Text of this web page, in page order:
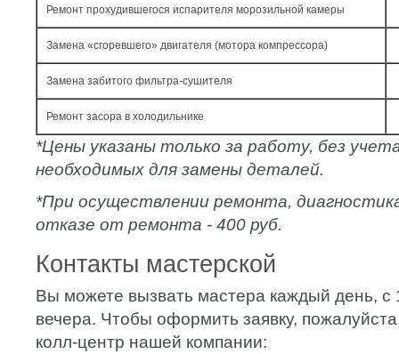
Ремонт прохудившегося испарителя морозильной камеры
Замена «сгоревшего» двигателя (мотора компрессора)
Замена забитого фильтра-сушителя
Ремонт засора в холодильнике
*Цены указаны только за работу, без
необходимых для замены деталей.
*При осуществлении ремонта,
отказе от ремонта - 400 руб.
Контакты мастерской
Вы можете вызвать мастера каждый день, с
вечера. Чтобы оформить заявку,
колл-центр нашей компании: